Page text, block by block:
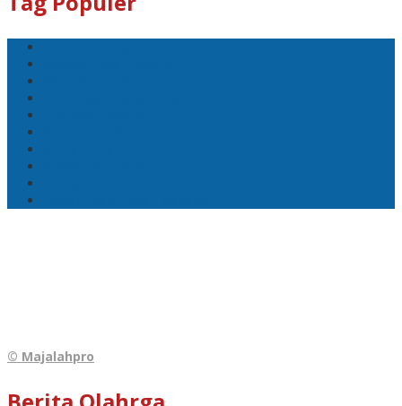
© Majalahpro